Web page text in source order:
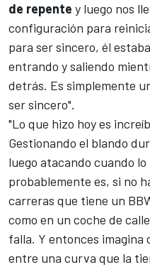
de repente y luego nos
configuración para
para ser sincero, él
entrando y saliendo
detrás. Es simplemente
ser sincero".
"Lo que hizo hoy es
Gestionando el blando
luego atacando cuando
probablemente es, si no
carreras que tiene un
como en un coche de
falla. Y entonces
entre una curva que la